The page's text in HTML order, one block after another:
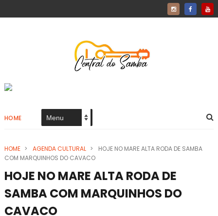
HOME
HOME > AGENDA CULTURAL >
HOJE NO MARE ALTA RODA DE SAMBA
COM MARQUINHOS DO CAVACO
HOJE NO MARE ALTA RODA DE
SAMBA COM MARQUINHOS DO
CAVACO